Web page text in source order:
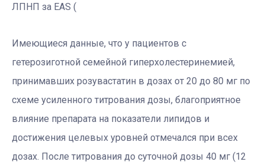
ЛПНП за EAS (
Имеющиеся данные, что у пациентов с
гетерозиготной семейной гиперхолестеринемией,
принимавших розувастатин в дозах от 20 до 80 мг по
схеме усиленного титрования дозы, благоприятное
влияние препарата на показатели липидов и
достижения целевых уровней отмечался при всех
дозах. После титрования до суточной дозы 40 мг (12